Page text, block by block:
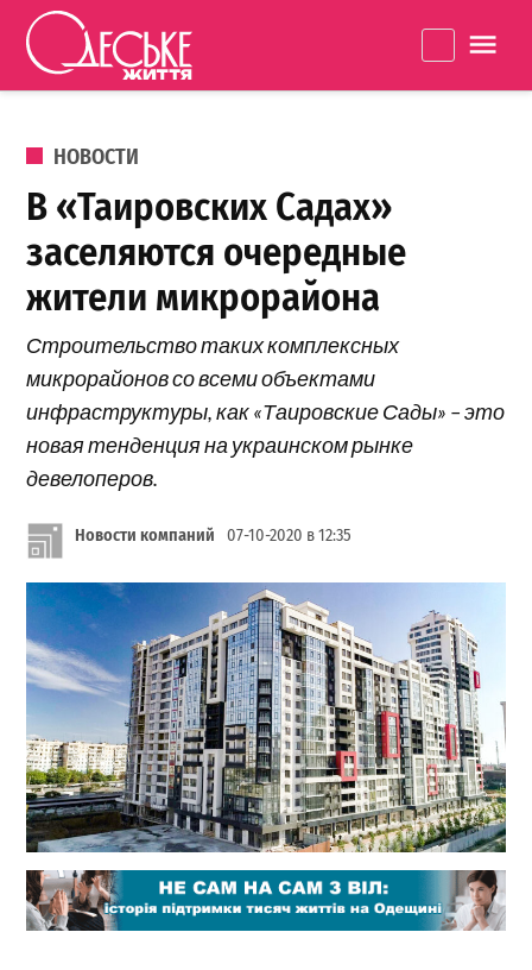
Перейти к содержанию
життя
ОПУБЛИКОВАНО В
НОВОСТИ
В «Таировских Садах»
заселяются очередные
жители микрорайона
Строительство таких комплексных
микрорайонов со всеми объектами
инфраструктуры, как «Таировские Сады» – это
новая тенденция на украинском рынке
девелоперов.
Новости компаний 07-10-2020 в 12:35